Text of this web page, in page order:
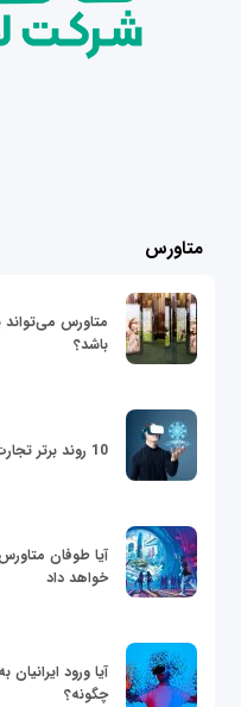
متاورس
متاورس
باشد؟
10 روند برتر تجارت و فناوری در سال 2022
آیا طوفان
خواهد داد
آیا ورود
چگونه؟